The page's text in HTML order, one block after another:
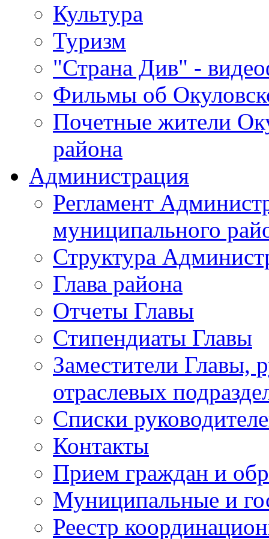
Культура
Туризм
"Страна Див" -
Фильмы об
Почетные жители
района
Администрация
Регламент
муниципального
Структура
Глава района
Отчеты Главы
Стипендиаты Главы
Заместители Главы,
отраслевых
Списки
Контакты
Прием граждан и
Муниципальные и
Реестр